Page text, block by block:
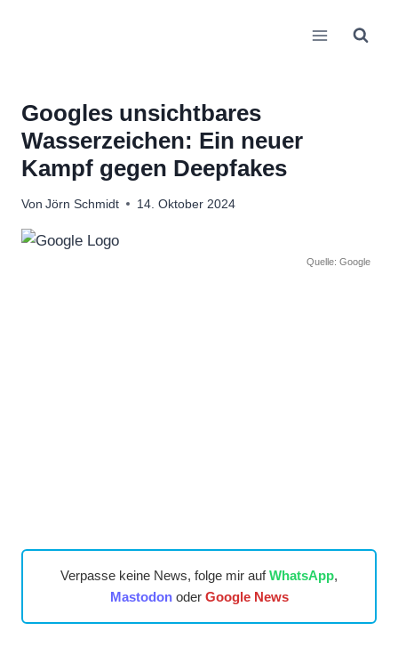
Googles unsichtbares
Wasserzeichen: Ein neuer
Kampf gegen Deepfakes
Von Jörn Schmidt 14. Oktober 2024
Quelle: Google
Verpasse keine News, folge mir aufWhatsApp,
Mastodonoder Google News